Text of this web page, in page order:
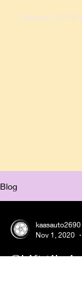
Telefon 2072
Blog
kaasauto2690
Nov 1, 2020
Skift til